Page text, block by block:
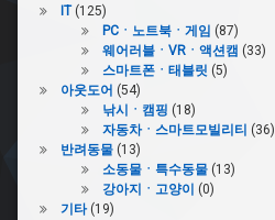
IT(125)
PCㆍ노트북ㆍ게임 (87)
웨어러블ㆍVRㆍ액션캠 (33)
스마트폰ㆍ태블릿 (5)
아웃도어 (54)
낚시ㆍ캠핑 (18)
자동차ㆍ스마트모빌리티 (36)
반려동물(13)
소동물ㆍ특수동물(13)
강아지ㆍ고양이
(0)
기타(19)